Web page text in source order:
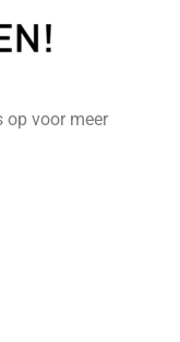
op voor meer